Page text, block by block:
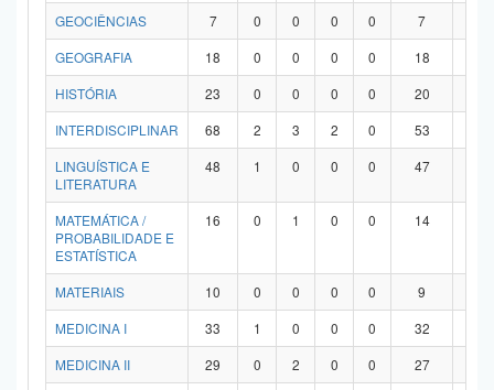
GEOCIÊNCIAS
7 0 0 0 0 7
GEOGRAFIA
18 0 0 0 0 18
HISTÓRIA
23 0 0 0 0 20
INTERDISCIPLINAR
68 2 3 2 0 53
LINGUÍSTICA E
LITERATURA
48 1 0 0 0 47
MATEMÁTICA /
PROBABILIDADE E
ESTATÍSTICA
16 0 1 0 0 14
MATERIAIS 10 0 0 0 0 9
MEDICINA I
33 1 0 0 0 32
MEDICINA II
29 0 2 0 0 27